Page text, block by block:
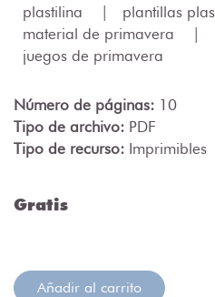
plastilina
| plantillas
material de primavera
|
juegos de primavera
Número de páginas: 10
Tipo de archivo: PDF
Tipo de recurso: Imprimibles
Gratis
Añadir al carrito